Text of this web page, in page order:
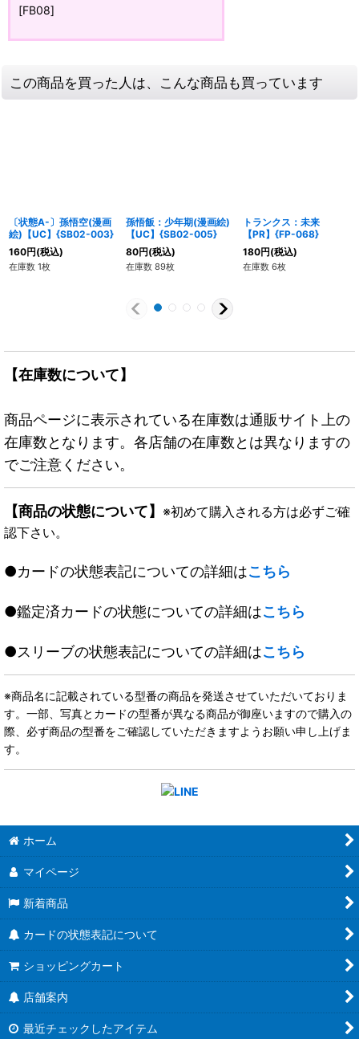
[FB08]
この商品を買った人は、こんな商品も買っています
〔状態A-〕孫悟空(漫画
絵)【UC】{SB02-003}
160円(税込)
在庫数 1枚
孫悟飯：少年期(漫画絵)
【UC】{SB02-005}
80円(税込)
在庫数 89枚
トランクス：未来
【PR】{FP-068}
180円(税込)
在庫数 6枚
【在庫数について】
商品ページに表示されている在庫数は通販サイト上の
在庫数となります。各店舗の在庫数とは異なりますの
でご注意ください。
【商品の状態について】 ※初めて購入される方は必ずご確
認下さい。
●カードの状態表記についての詳細はこちら
●鑑定済カードの状態についての詳細はこちら
●スリーブの状態表記についての詳細はこちら
※商品名に記載されている型番の商品を発送させていただいておりま
す。一部、写真とカードの型番が異なる商品が御座いますので購入の
際、必ず商品の型番をご確認していただきますようお願い申し上げま
す。
ホーム
マイページ
新着商品
カードの状態表記について
ショッピングカート
店舗案内
最近チェックしたアイテム